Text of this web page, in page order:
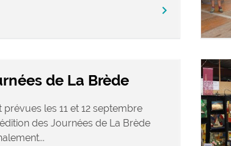
chevron_right
de La Brède
prévues les 11 et 12 septembre
des Journées de La Brède